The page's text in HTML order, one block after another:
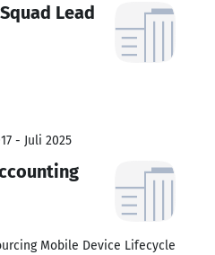
Lead
- Juli 2025
Mobile Device Lifecycle